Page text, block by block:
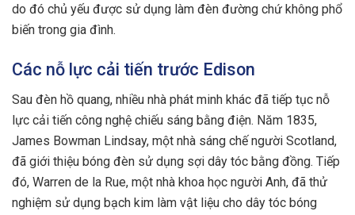
do đó chủ yếu được sử dụng làm đèn đường chứ không phổ
biến trong gia đình.
Các nỗ lực cải tiến trước Edison
Sau đèn hồ quang, nhiều nhà phát minh khác đã tiếp tục nỗ
lực cải tiến công nghệ chiếu sáng bằng điện. Năm 1835,
James Bowman Lindsay, một nhà sáng chế người Scotland,
đã giới thiệu bóng đèn sử dụng sợi dây tóc bằng đồng. Tiếp
đó, Warren de la Rue, một nhà khoa học người Anh, đã thử
nghiệm sử dụng bạch kim làm vật liệu cho dây tóc bóng